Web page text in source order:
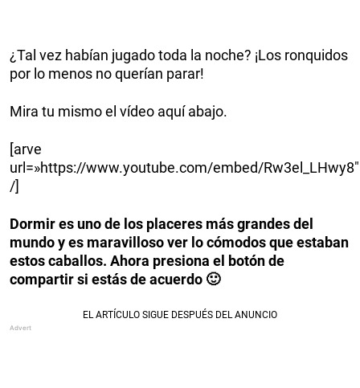
¿Tal vez habían jugado toda la noche? ¡Los ronquidos
por lo menos no querían parar!
Mira tu mismo el vídeo aquí abajo.
[arve
url=»https://www.youtube.com/embed/Rw3el_LHwy8″
/]
Dormir es uno de los placeres más grandes del
mundo y es maravilloso ver lo cómodos que estaban
estos caballos. Ahora presiona el botón de
compartir si estás de acuerdo 🙂